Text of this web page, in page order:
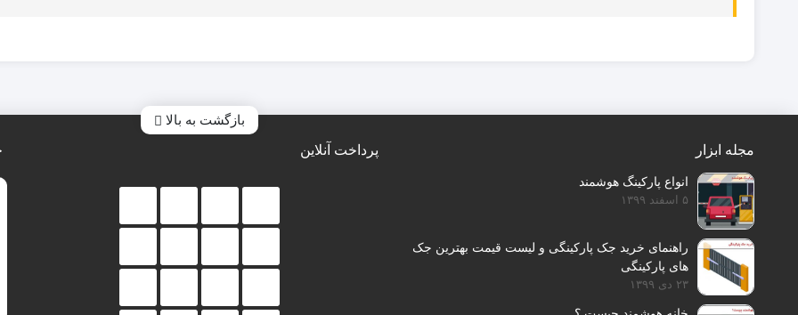
بازگشت به بالا
مجله ابزار
انواع پارکینگ هوشمند
۵ اسفند ۱۳۹۹
راهنمای خرید جک پارکینگی و لیست قیمت بهترین جک
های پارکینگی
۲۳ دی ۱۳۹۹
پرداخت آنلاین